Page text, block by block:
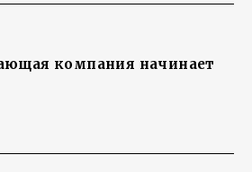
компания начинает